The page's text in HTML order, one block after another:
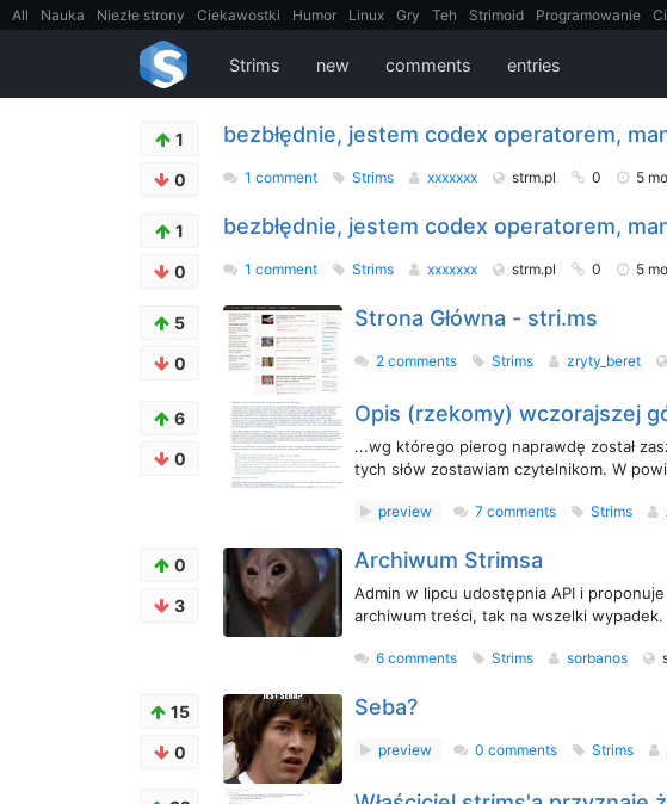
All Nauka Niezłe strony Ciekawostki Humor Linux Gry Teh Strimoid Programowanie
FilmyDokumentalne
Strims new comments entries
1
0
bezbłędnie, jestem codex operatorem,
1 comment Strims xxxxxxx strm.pl 0 5
1
0
bezbłędnie, jestem codex operatorem,
1 comment Strims xxxxxxx strm.pl 0 5
5
0
Strona Główna - stri.ms
2 comments Strims zryty_beret
6
0
Opis (rzekomy) wczorajszej
...wg którego pierog naprawdę został
tych słów zostawiam czytelnikom. W
preview 7 comments Strims
0
3
Archiwum Strimsa
Admin w lipcu udostępnia API i
archiwum treści, tak na wszelki wypadek.
6 comments Strims sorbanos
15
0
Seba?
preview 0 comments Strims